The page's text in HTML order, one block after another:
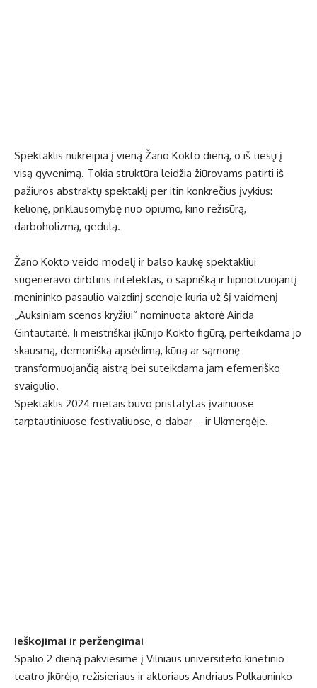
Spektaklis nukreipia į vieną Žano Kokto dieną, o iš tiesų į
visą gyvenimą. Tokia struktūra leidžia žiūrovams patirti iš
pažiūros abstraktų spektaklį per itin konkrečius įvykius:
kelionę, priklausomybę nuo opiumo, kino režisūrą,
darboholizmą, gedulą.
Žano Kokto veido modelį ir balso kaukę spektakliui
sugeneravo dirbtinis intelektas, o sapnišką ir hipnotizuojantį
menininko pasaulio vaizdinį scenoje kuria už šį vaidmenį
„Auksiniam scenos kryžiui“ nominuota aktorė Airida
Gintautaitė. Ji meistriškai įkūnijo Kokto figūrą, perteikdama jo
skausmą, demonišką apsėdimą, kūną ar sąmonę
transformuojančią aistrą bei suteikdama jam efemeriško
svaigulio.
Spektaklis 2024 metais buvo pristatytas įvairiuose
tarptautiniuose festivaliuose, o dabar – ir Ukmergėje.
Ieškojimai ir peržengimai
Spalio 2 dieną pakviesime į Vilniaus universiteto kinetinio
teatro įkūrėjo, režisieriaus ir aktoriaus Andriaus Pulkauninko